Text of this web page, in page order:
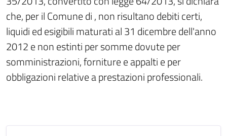
che, per il Comune di , non risultano debiti certi,
liquidi ed esigibili maturati al 31 dicembre dell'anno
2012 e non estinti per somme dovute per
somministrazioni, forniture e appalti e per
obbligazioni relative a prestazioni professionali.